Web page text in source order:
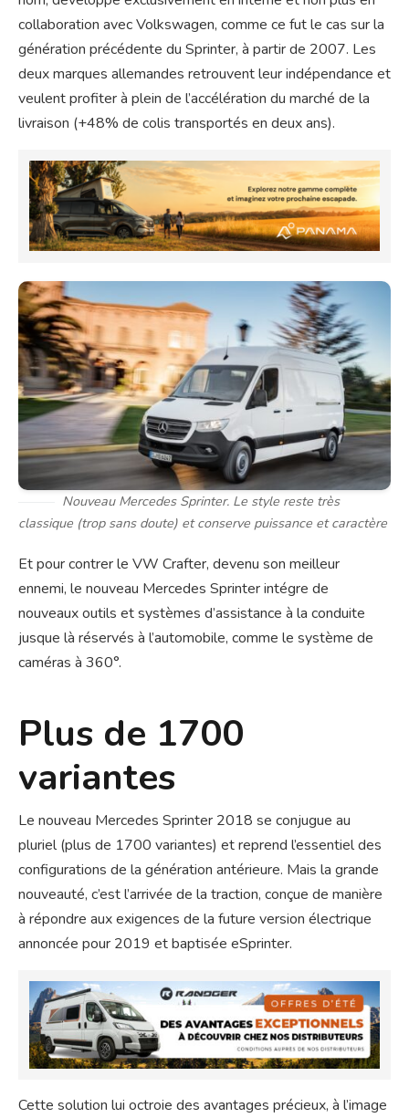
collaboration avec Volkswagen, comme ce fut le cas sur la
génération précédente du Sprinter, à partir de 2007. Les
deux marques allemandes retrouvent leur indépendance et
veulent profiter à plein de l’accélération du marché de la
livraison (+48% de colis transportés en deux ans).
Nouveau Mercedes Sprinter. Le style reste très
classique (trop sans doute) et conserve puissance et caractère
Et pour contrer le VW Crafter, devenu son meilleur
ennemi, le nouveau Mercedes Sprinter intégre de
nouveaux outils et systèmes d’assistance à la conduite
jusque là réservés à l’automobile, comme le système de
caméras à 360°.
Plus de 1700
variantes
Le nouveau Mercedes Sprinter 2018 se conjugue au
pluriel (plus de 1700 variantes) et reprend l’essentiel des
configurations de la génération antérieure. Mais la grande
nouveauté, c’est l’arrivée de la traction, conçue de manière
à répondre aux exigences de la future version électrique
annoncée pour 2019 et baptisée eSprinter.
Cette solution lui octroie des avantages précieux, à l’image